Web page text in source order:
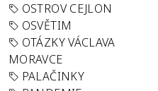
OSTROV CEJLON
OSVĚTIM
OTÁZKY VÁCLAVA
MORAVCE
PALAČINKY